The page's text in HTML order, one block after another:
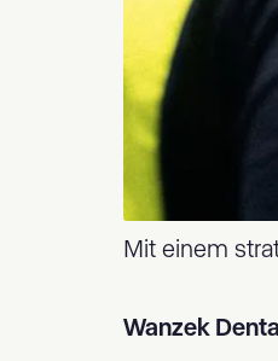
Mit einem
Wanzek Dental